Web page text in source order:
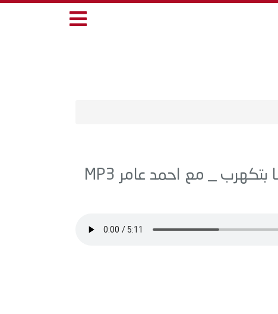
اغنية حمو بيكا - مهرجان كل حيطانها بتكهرب _ مع احمد عامر MP3